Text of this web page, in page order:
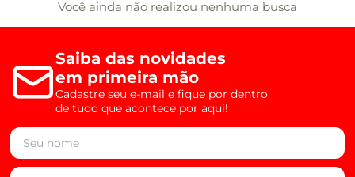
Você ainda não realizou nenhuma busca
Saiba das novidades
em primeira mão
Cadastre seu e-mail e fique por dentro
de tudo que acontece por aqui!